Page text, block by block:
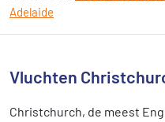
Adelaide
Vluchten
Christchurch, de meest